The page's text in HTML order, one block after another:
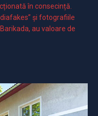
în consecință.
și fotografiile
au valoare de